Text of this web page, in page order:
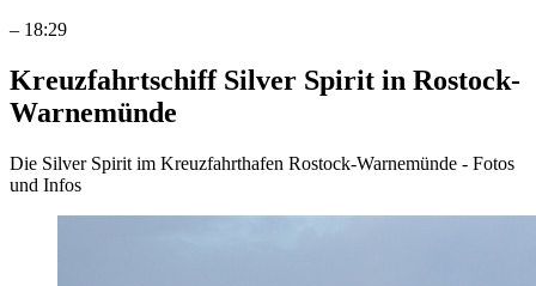
– 18:29
Kreuzfahrtschiff Silver Spirit in Rostock-
Warnemünde
Die Silver Spirit im Kreuzfahrthafen Rostock-Warnemünde - Fotos
und Infos